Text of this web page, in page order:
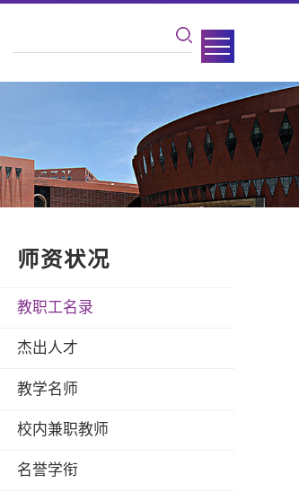
师资状况
教职工名录
杰出人才
教学名师
校内兼职教师
名誉学衔